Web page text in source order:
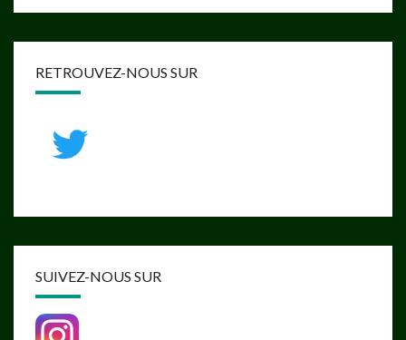
RETROUVEZ-NOUS SUR
SUIVEZ-NOUS SUR